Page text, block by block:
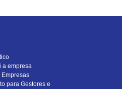
a empresa
Empresas
para Gestores e